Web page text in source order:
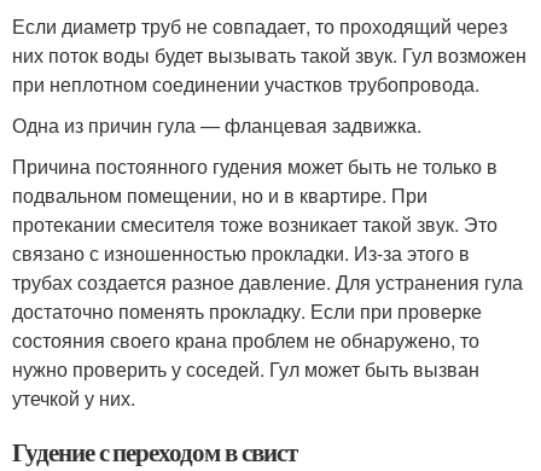
Если диаметр труб не совпадает, то проходящий через
них поток воды будет вызывать такой звук. Гул возможен
при неплотном соединении участков трубопровода.
Одна из причин гула — фланцевая задвижка.
Причина постоянного гудения может быть не только в
подвальном помещении, но и в квартире. При
протекании смесителя тоже возникает такой звук. Это
связано с изношенностью прокладки. Из-за этого в
трубах создается разное давление. Для устранения гула
достаточно поменять прокладку. Если при проверке
состояния своего крана проблем не обнаружено, то
нужно проверить у соседей. Гул может быть вызван
утечкой у них.
Гудение с переходом в свист